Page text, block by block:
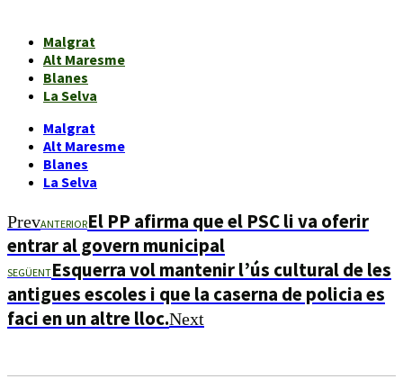
Malgrat
Alt Maresme
Blanes
La Selva
Malgrat
Alt Maresme
Blanes
La Selva
PrevANTERIOREl PP afirma que el PSC li va oferir
entrar al govern municipal
SEGÜENTEsquerra vol mantenir l’ús cultural de les
antigues escoles i que la caserna de policia es
faci en un altre lloc.Next